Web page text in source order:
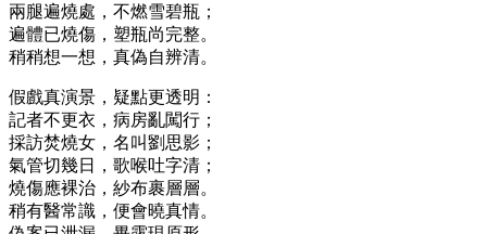
兩腿遍燒處，不燃雪碧瓶；
遍體已燒傷，塑瓶尚完整。
稍稍想一想，真偽自辨清。
假戲真演景，疑點更透明：
記者不更衣，病房亂闖行；
採訪焚燒女，名叫劉思影；
氣管切幾日，歌喉吐字清；
燒傷應裸治，紗布裹層層。
稍有醫常識，便會曉真情。